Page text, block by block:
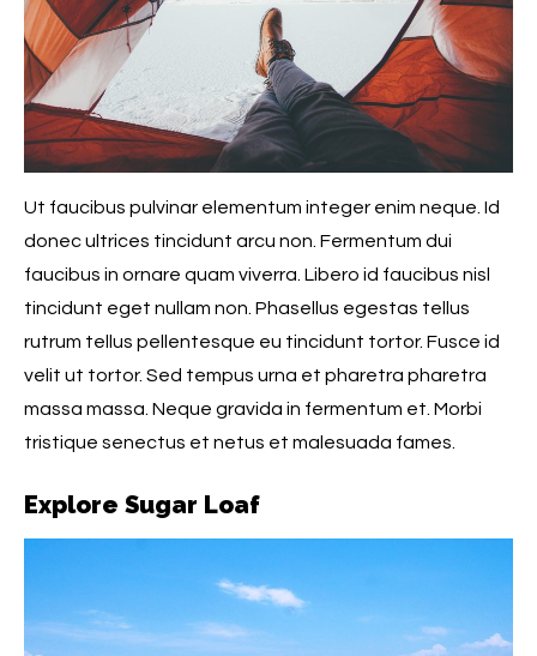
Ut faucibus pulvinar elementum integer enim neque. Id
donec ultrices tincidunt arcu non. Fermentum dui
faucibus in ornare quam viverra. Libero id faucibus nisl
tincidunt eget nullam non. Phasellus egestas tellus
rutrum tellus pellentesque eu tincidunt tortor. Fusce id
velit ut tortor. Sed tempus urna et pharetra pharetra
massa massa. Neque gravida in fermentum et. Morbi
tristique senectus et netus et malesuada fames.
Explore Sugar Loaf